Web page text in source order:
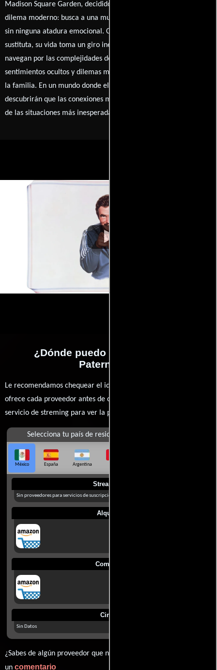
Madison Square Garden, decidido a ser padre, enfrenta un
dilema moderno: busca a una mujer que lo ayude a tener un hijo
sin ninguna atadura emocional. Cuando contrata a una madre
sustituta, su vida toma un giro inesperado. A medida que ambos
navegan por las complejidades de su acuerdo, surgen
sentimientos ocultos y dilemas morales que desafían su visión de
la familia. En un mundo donde el amor y la conveniencia chocan,
descubrirán que las conexiones más profundas a menudo surgen
de las situaciones más inesperadas.
¿Dónde puedo ver la películas
Paternidad?
Le recomendamos chequear el idioma, doblaje o subtítulos que
ofrece cada proveedor antes de comprar, alquilar o contratar un
servicio de streming para ver la películas.
Selecciona tu país de residencia
México España Argentina
Streaming
Sin proveedores para servicios de suscripción en México
Alquilar
Comprar
Cines
Sin Datos
¿Sabes de algún proveedor que no estamos mostrando? déjanos
un comentario